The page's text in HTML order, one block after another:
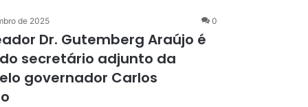
de 2025 0
Dr. Gutemberg Araújo é
secretário adjunto da
governador Carlos